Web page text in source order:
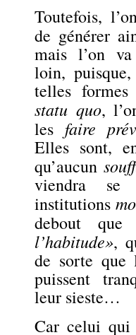
Toutefois,
de générer
mais l’on
loin,
telles
statu quo,
les faire
Elles sont,
qu’aucun
viendra se
institutions
debout
l’habitude»,
de sorte que
puissent
leur sieste…
Car celui qui